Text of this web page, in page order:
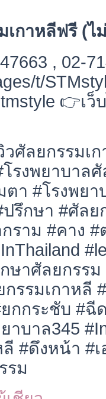
กาหลีฟรี (ไ
, 02-
t/
👉เว็
วศัลยกรรมเ
รงพยาบาล
า #โรงพยา
รึกษา #ศัลย
ราม #คาง
าศัลยกรรม
รรมเกาหลี
กกระชับ #
าบาล345
#ดึงหน้า #
รม